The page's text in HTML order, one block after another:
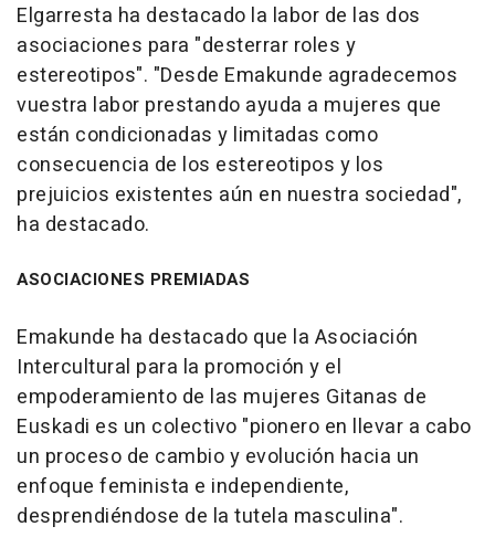
Elgarresta ha destacado la labor de las dos
asociaciones para "desterrar roles y
estereotipos". "Desde Emakunde agradecemos
vuestra labor prestando ayuda a mujeres que
están condicionadas y limitadas como
consecuencia de los estereotipos y los
prejuicios existentes aún en nuestra sociedad",
ha destacado.
ASOCIACIONES PREMIADAS
Emakunde ha destacado que la Asociación
Intercultural para la promoción y el
empoderamiento de las mujeres Gitanas de
Euskadi es un colectivo "pionero en llevar a cabo
un proceso de cambio y evolución hacia un
enfoque feminista e independiente,
desprendiéndose de la tutela masculina".